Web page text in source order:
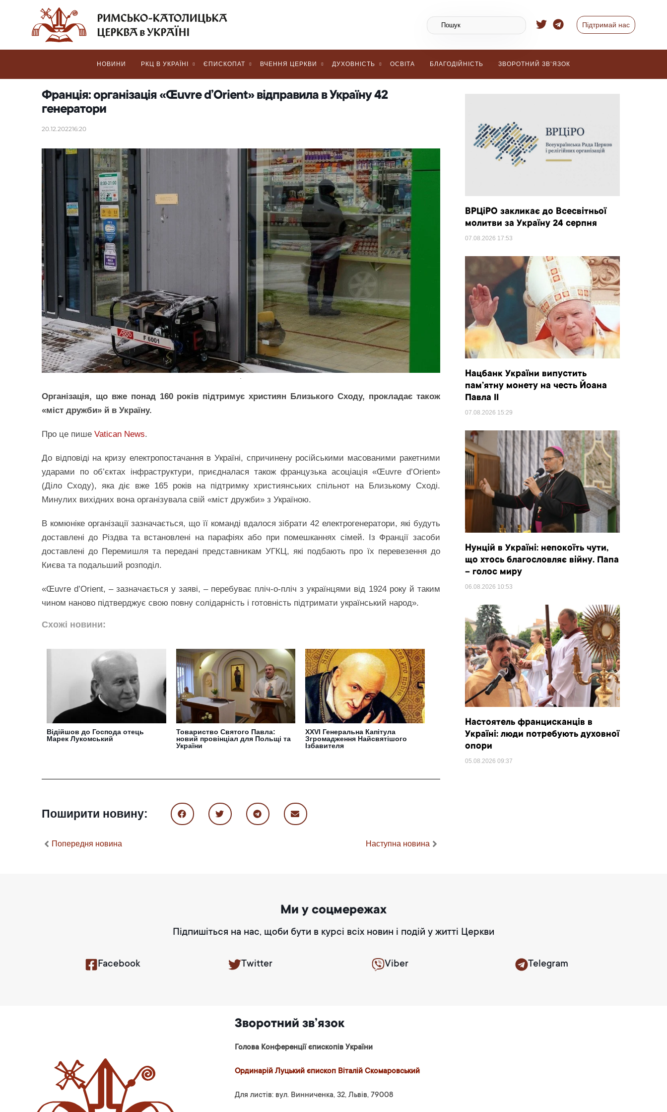
Підтримай нас
НОВИНИ РКЦ В УКРАЇНІ ЄПИСКОПАТ ВЧЕННЯ ЦЕРКВИ ДУХОВНІСТЬ ОСВІТА БЛАГОДІЙНІСТЬ ЗВОРОТНИЙ ЗВ’ЯЗОК
Франція: організація «Œuvre d’Orient» відправила в Україну 42
генератори
20.12.202216:20
Організація, що вже понад 160 років підтримує християн Близького Сходу, прокладає також
«міст дружби» й в Україну.
Про це пише Vatican News.
До відповіді на кризу електропостачання в Україні, спричинену російськими масованими ракетними
ударами по об’єктах інфраструктури, приєдналася також французька асоціація «Œuvre d’Orient»
(Діло Сходу), яка діє вже 165 років на підтримку християнських спільнот на Близькому Сході.
Минулих вихідних вона організувала свій «міст дружби» з Україною.
В комюніке організації зазначається, що її команді вдалося зібрати 42 електрогенератори, які будуть
доставлені до Різдва та встановлені на парафіях або при помешканнях сімей. Із Франції засоби
доставлені до Перемишля та передані представникам УГКЦ, які подбають про їх перевезення до
Києва та подальший розподіл.
«Œuvre d’Orient, – зазначається у заяві, – перебуває пліч-о-пліч з українцями від 1924 року й таким
чином наново підтверджує свою повну солідарність і готовність підтримати український народ».
Схожі новини:
Відійшов до Господа отець
Марек Лукомський
Товариство Святого Павла:
новий провінціал для Польщі та
України
XXVI Генеральна Капітула
Згромадження Найсвятішого
Ізбавителя
Поширити новину:
Попередня новина Наступна новина
ВРЦіРО закликає до Всесвітньої
молитви за Україну 24 серпня
07.08.2026 17:53
Нацбанк України випустить
пам’ятну монету на честь Йоана
Павла II
07.08.2026 15:29
Нунцій в Україні: непокоїть чути,
що хтось благословляє війну. Папа
– голос миру
06.08.2026 10:53
Настоятель францисканців в
Україні: люди потребують духовної
опори
05.08.2026 09:37
Ми у соцмережах
Підпишіться на нас, щоби бути в курсі всіх новин і подій у житті Церкви
Facebook Twitter Viber Telegram
Зворотний зв’язок
Голова Конференції єпископів України
Ординарій Луцький єпископ Віталій Скомаровський
Для листів: вул. Винниченка, 32, Львів, 79008